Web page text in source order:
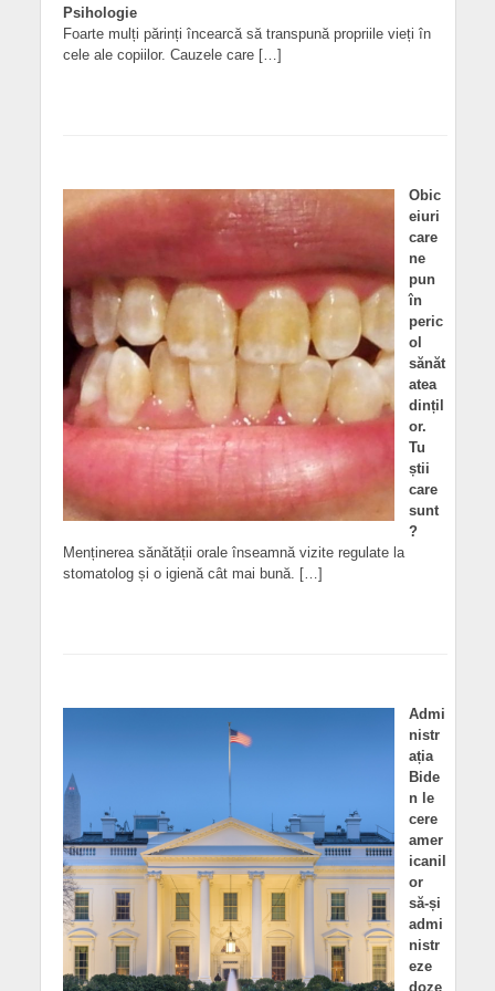
Psihologie
Foarte mulți părinți încearcă să transpună propriile vieți în
cele ale copiilor. Cauzele care […]
Obic
eiuri
care
ne
pun
în
peric
ol
sănăt
atea
dințil
or.
Tu
știi
care
sunt
?
Menținerea sănătății orale înseamnă vizite regulate la
stomatolog și o igienă cât mai bună. […]
Admi
nistr
ația
Bide
n le
cere
amer
icanil
or
să-și
admi
nistr
eze
doze